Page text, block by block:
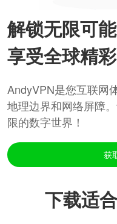
解锁无限可能
享受全球精彩
AndyVPN是您互联网
地理边界和网络屏障
限的数字世界！
获
下载适